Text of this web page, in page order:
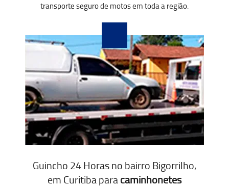
transporte seguro de motos em toda a região.
Guincho 24 Horas no bairro Bigorrilho,
em Curitiba paracaminhonetes